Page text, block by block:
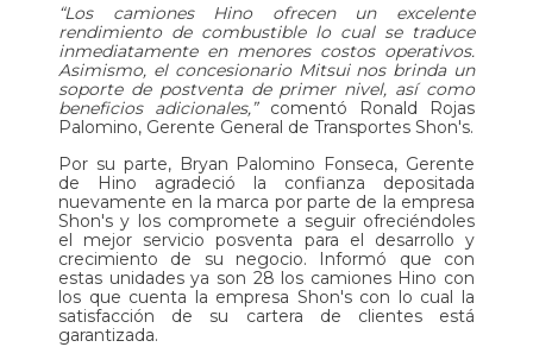
“Los camiones Hino ofrecen un excelente
rendimiento de combustible lo cual se traduce
inmediatamente en menores costos operativos.
Asimismo, el concesionario Mitsui nos brinda un
soporte de postventa de primer nivel, así como
beneficios adicionales,”comentó Ronald Rojas
Palomino, Gerente General de Transportes Shon's.
Por su parte, Bryan Palomino Fonseca, Gerente
de Hino agradeció la confianza depositada
nuevamente en la marca por parte de la empresa
Shon's y los compromete a seguir ofreciéndoles
el mejor servicio posventa para el desarrollo y
crecimiento de su negocio. Informó que con
estas unidades ya son 28 los camiones Hino con
los que cuenta la empresa Shon's con lo cual la
satisfacción de su cartera de clientes está
garantizada.